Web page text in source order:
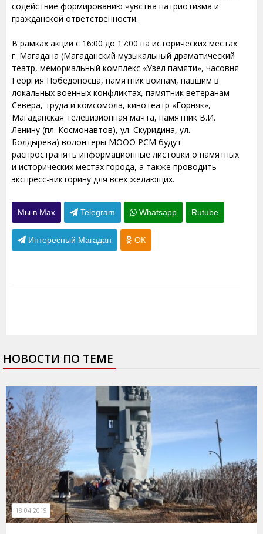
содействие формированию чувства патриотизма и
гражданской ответственности.
В рамках акции с 16:00 до 17:00 на исторических местах
г. Магадана (Магаданский музыкальный драматический
театр, мемориальный комплекс «Узел памяти», часовня
Георгия Победоносца, памятник воинам, павшим в
локальных военных конфликтах, памятник ветеранам
Севера, труда и комсомола, кинотеатр «Горняк»,
Магаданская телевизионная мачта, памятник В.И.
Ленину (пл. Космонавтов), ул. Скуридина, ул.
Болдырева) волонтеры МООО РСМ будут
распространять информационные листовки о памятных
и исторических местах города, а также проводить
экспресс-викторину для всех желающих.
Мы в Max Telegram Whatsapp Rutube
Интересный Магадан ОК
НОВОСТИ ПО ТЕМЕ
18.04.2019